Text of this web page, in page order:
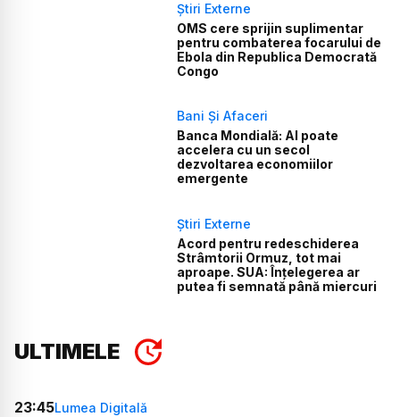
Știri Externe
OMS cere sprijin suplimentar
pentru combaterea focarului de
Ebola din Republica Democrată
Congo
Bani Și Afaceri
Banca Mondială: AI poate
accelera cu un secol
dezvoltarea economiilor
emergente
Știri Externe
Acord pentru redeschiderea
Strâmtorii Ormuz, tot mai
aproape. SUA: Înțelegerea ar
putea fi semnată până miercuri
ULTIMELE
23:45Lumea Digitală